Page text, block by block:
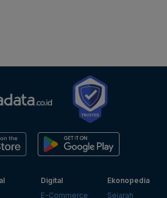
Digital
E-Commerce
Ekonopedia
Sejarah